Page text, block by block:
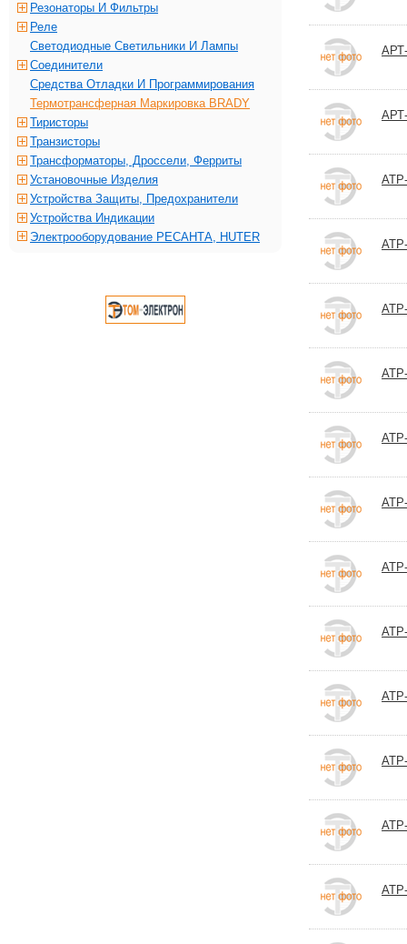
Резонаторы И Фильтры
Реле
Светодиодные Светильники И Лампы
Соединители
Средства Отладки И Программирования
Термотрансферная Маркировка BRADY
Тиристоры
Транзисторы
Трансформаторы, Дроссели, Ферриты
Установочные Изделия
Устройства Защиты, Предохранители
Устройства Индикации
Электрооборудование РЕСАНТА, HUTER